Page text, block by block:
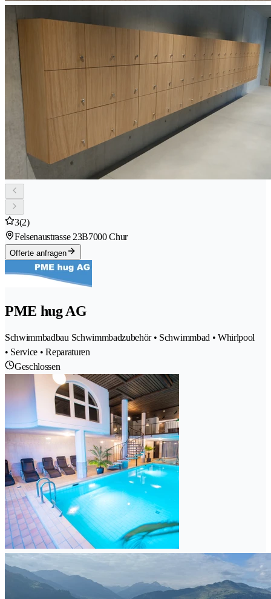
3(2)
Felsenaustrasse 23B7000 Chur
Offerte anfragen
PME hug AG
Schwimmbadbau Schwimmbadzubehör • Schwimmbad • Whirlpool
• Service • Reparaturen
Geschlossen